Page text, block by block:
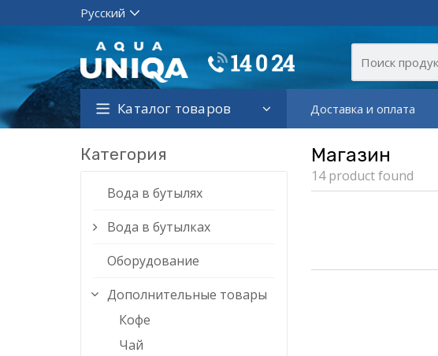
Каталог товаров Доставка и оплата
Категория
Вода в бутылях
Вода в бутылках
Оборудование
Дополнительные товары
Кофе
Чай
Магазин
14 product found